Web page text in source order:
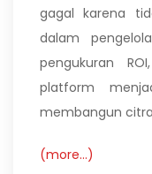
gagal karena
dalam
pengukuran
platform
membangun
(more…)